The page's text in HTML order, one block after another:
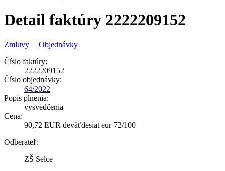
Detail faktúry 2222209152
Zmluvy | Objednávky
Číslo faktúry:
2222209152
Číslo objednávky:
64/2022
Popis plnenia:
vysvedčenia
Cena:
90,72 EUR deväťdesiat eur 72/100
Odberateľ:
ZŠ Selce